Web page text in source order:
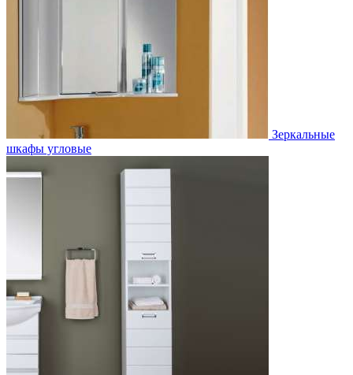
Зеркальные
шкафы угловые